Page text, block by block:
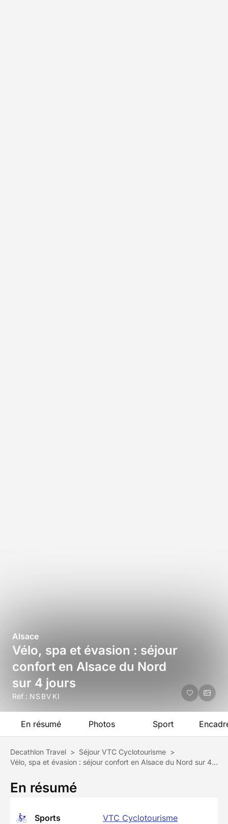
Alsace
Vélo, spa et évasion : séjour
confort en Alsace du Nord
sur 4 jours
Réf : NSBVKI
En résumé Photos Sport
Decathlon Travel > Séjour VTC Cyclotourisme >
Vélo, spa et évasion : séjour confort en Alsace du Nord sur 4 jours
En résumé
Sports VTC Cyclotourisme